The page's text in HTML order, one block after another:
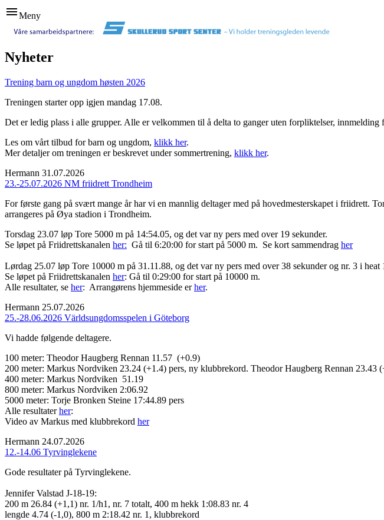
menuMeny
Nyheter
Trening barn og ungdom høsten 2026
Treningen starter opp igjen mandag 17.08.
Det er ledig plass i alle grupper. Alle er velkommen til å delta to ganger uten forpliktelser,
Les om vårt tilbud for barn og ungdom, klikk her.
Mer detaljer om treningen er beskrevet under sommertrening, klikk her.
Hermann 31.07.2026
23.-25.07.2026 NM friidrett Trondheim
For første gang på svært mange år har vi en mannlig deltager med på hovedmesterskapet i friidrett.
arrangeres på Øya stadion i Trondheim.
Torsdag 23.07 løp Tore 5000 m på 14:54.05, og det var ny pers med over 19 sekunder.
Se løpet på Friidrettskanalen her: Gå til 6:20:00 for start på 5000 m. Se kort sammendrag her
Lørdag 25.07 løp Tore 10000 m på 31.11.88, og det var ny pers med over 38 sekunder og nr. 3 i heat
Se løpet på Friidrettskanalen her: Gå til 0:29:00 for start på 10000 m.
Alle resultater, se her: Arrangørens hjemmeside erher.
Hermann 25.07.2026
25.-28.06.2026 Världsungdomsspelen i Göteborg
Vi hadde følgende deltagere.
100 meter: Theodor Haugberg Rennan 11.57 (+0.9)
200 meter: Markus Nordviken 23.24 (+1.4) pers, ny klubbrekord. Theodor Haugberg Rennan 23.43
400 meter: Markus Nordviken 51.19
800 meter: Markus Nordviken 2:06.92
5000 meter: Torje Bronken Steine 17:44.89 pers
Alle resultaterher:
Video av Markus med klubbrekord her
Hermann 24.07.2026
12.-14.06 Tyrvinglekene
Gode resultater på Tyrvinglekene.
Jennifer Valstad J-18-19:
200 m 26.84 (+1,1) nr. 1/h1, nr. 7 totalt, 400 m hekk 1:08.83 nr. 4
lengde 4.74 (-1,0), 800 m 2:18.42 nr. 1, klubbrekord